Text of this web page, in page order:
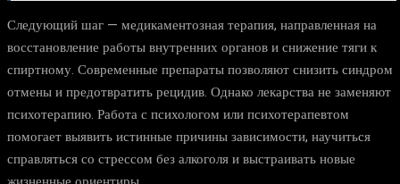
Следующий шаг — медикаментозная терапия, направленная на
восстановление работы внутренних органов и снижение тяги к
спиртному. Современные препараты позволяют снизить синдром
отмены и предотвратить рецидив. Однако лекарства не заменяют
психотерапию. Работа с психологом или психотерапевтом
помогает выявить истинные причины зависимости, научиться
справляться со стрессом без алкоголя и выстраивать новые